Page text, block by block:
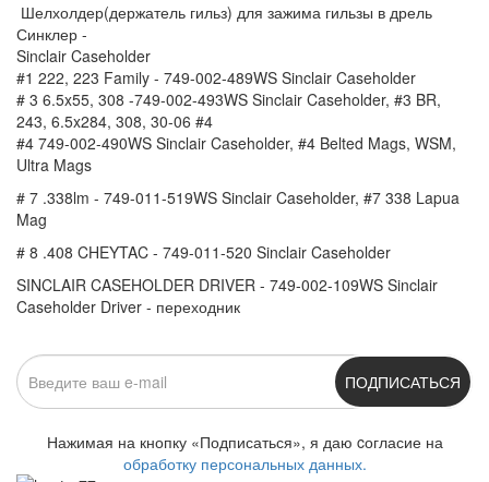
Шелхолдер(держатель гильз) для зажима гильзы в дрель
Синклер -
Sinclair Caseholder
#1 222, 223 Family - 749-002-489WS Sinclair Caseholder
# 3 6.5x55, 308 -749-002-493WS Sinclair Caseholder, #3 BR,
243, 6.5x284, 308, 30-06 #4
#4 749-002-490WS Sinclair Caseholder, #4 Belted Mags, WSM,
Ultra Mags
# 7 .338lm - 749-011-519WS Sinclair Caseholder, #7 338 Lapua
Mag
# 8 .408 CHEYTAC - 749-011-520 Sinclair Caseholder
SINCLAIR CASEHOLDER DRIVER - 749-002-109WS Sinclair
Caseholder Driver - переходник
ПОДПИСАТЬСЯ
Нажимая на кнопку «Подписаться», я даю cогласие на
обработку персональных данных.